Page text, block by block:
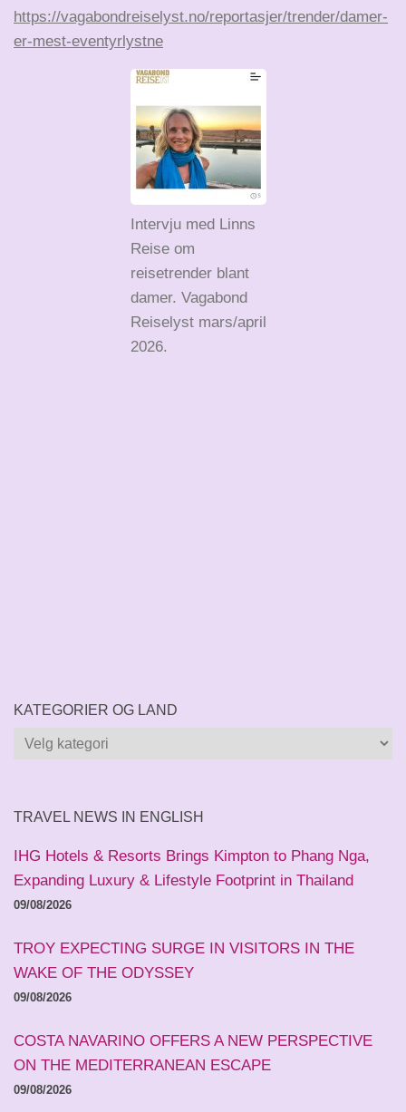
https://vagabondreiselyst.no/reportasjer/trender/damer-
er-mest-eventyrlystne
Intervju med Linns
Reise om
reisetrender blant
damer. Vagabond
Reiselyst mars/april
2026.
KATEGORIER OG LAND
Kategorier
TRAVEL NEWS IN ENGLISH
IHG Hotels & Resorts Brings Kimpton to Phang Nga,
Expanding Luxury & Lifestyle Footprint in Thailand
09/08/2026
TROY EXPECTING SURGE IN VISITORS IN THE
WAKE OF THE ODYSSEY
09/08/2026
COSTA NAVARINO OFFERS A NEW PERSPECTIVE
ON THE MEDITERRANEAN ESCAPE
09/08/2026